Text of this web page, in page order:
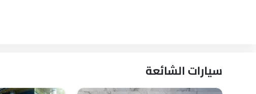
سيارات الشائعة